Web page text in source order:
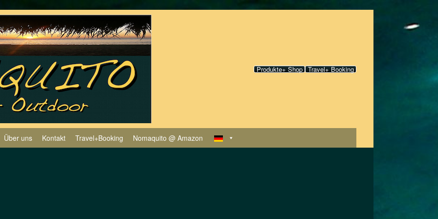
Produkte+ Shop Travel+ Booking
Über uns Kontakt Travel+Booking Nomaquito @ Amazon